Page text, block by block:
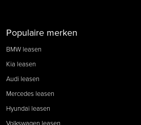
Populaire merken
BMW leasen
Kia leasen
Audi leasen
Mercedes leasen
Hyundai leasen
Volkswagen leasen